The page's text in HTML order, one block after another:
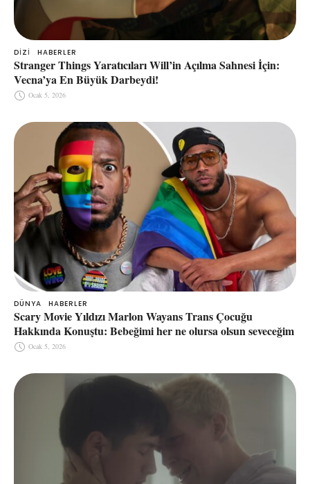
DIZI HABERLER
Stranger Things Yaratıcıları Will’in Açılma Sahnesi İçin:
Vecna’ya En Büyük Darbeydi!
Ocak 5, 2026
DÜNYA HABERLER
Scary Movie Yıldızı Marlon Wayans Trans Çocuğu
Hakkında Konuştu: Bebeğimi her ne olursa olsun seveceğim
Ocak 5, 2026